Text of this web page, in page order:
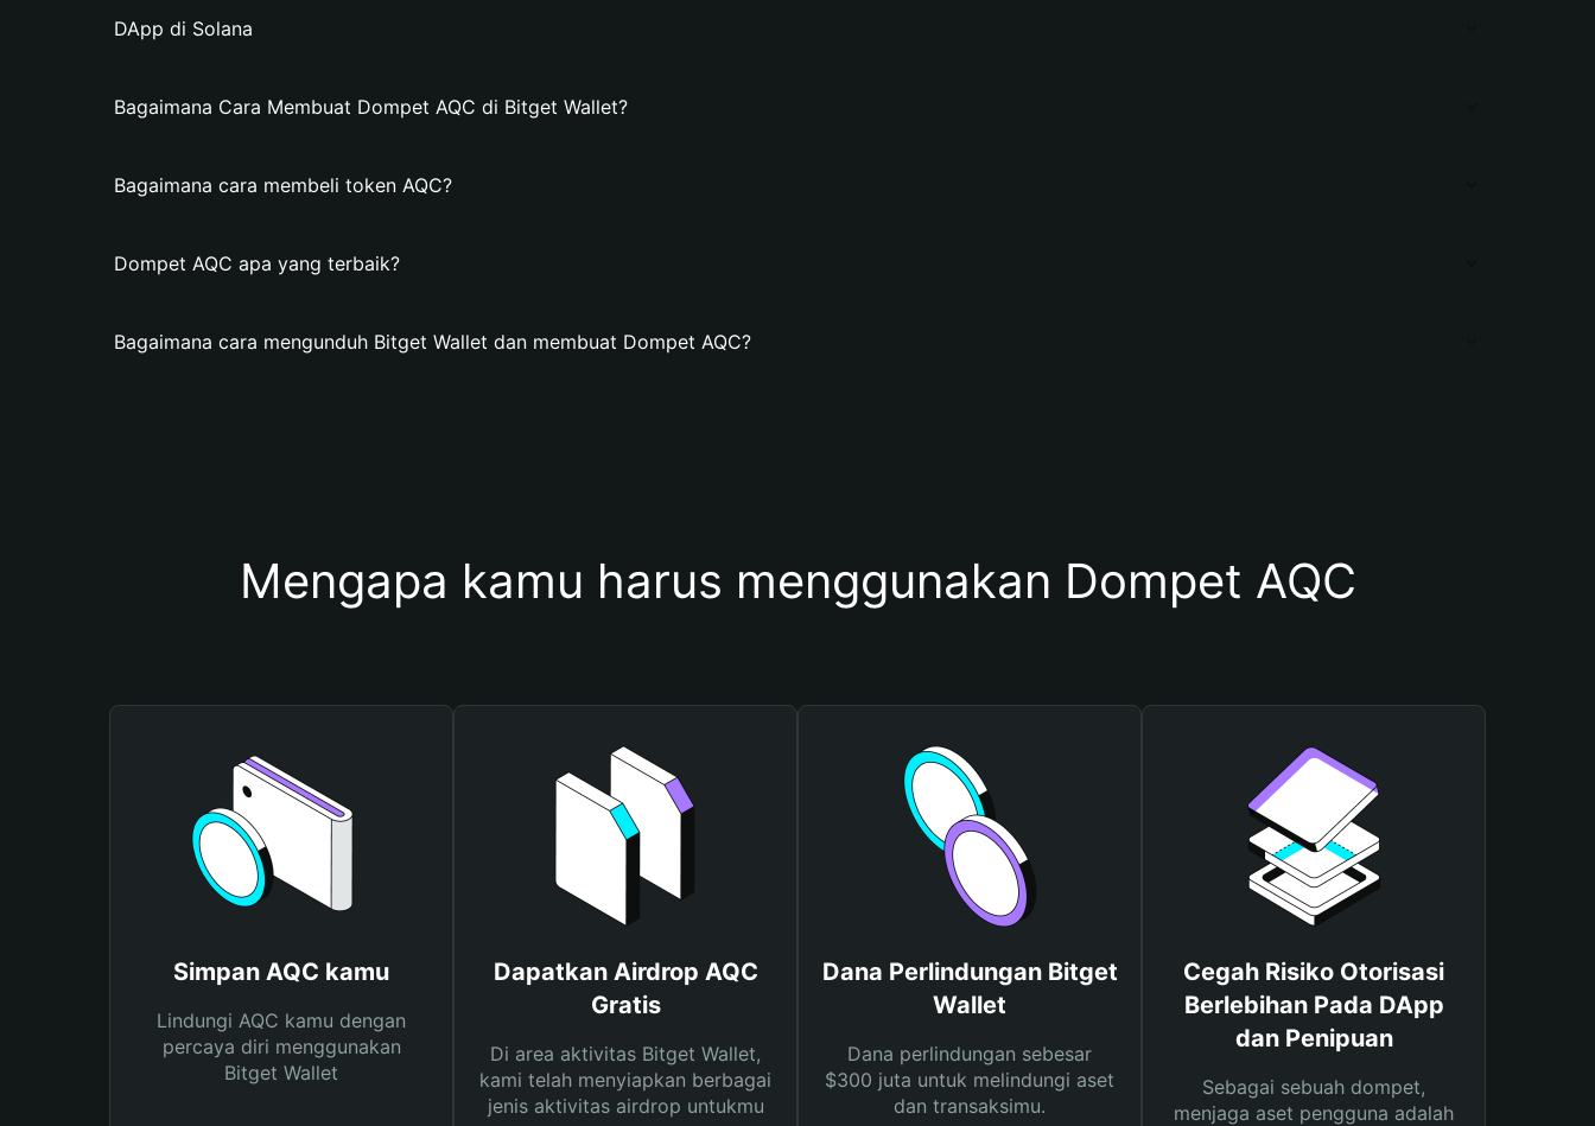
DApp di Solana
Bagaimana Cara Membuat Dompet AQC di Bitget Wallet?
Bagaimana cara membeli token AQC?
Dompet AQC apa yang terbaik?
Bagaimana cara mengunduh Bitget Wallet dan membuat Dompet AQC?
Mengapa kamu harus menggunakan Dompet AQC
Simpan AQC kamu
Lindungi AQC kamu dengan
percaya diri menggunakan
Bitget Wallet
Dapatkan Airdrop AQC
Gratis
Di area aktivitas Bitget Wallet,
kami telah menyiapkan berbagai
jenis aktivitas airdrop untukmu
Dana Perlindungan Bitget
Wallet
Dana perlindungan sebesar
$300 juta untuk melindungi aset
dan transaksimu.
Cegah Risiko Otorisasi
Berlebihan Pada DApp
dan Penipuan
Sebagai sebuah dompet,
menjaga aset pengguna adalah